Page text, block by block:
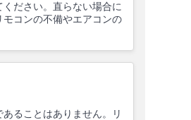
ださい。直らない場合に
コンの不備やエアコンの
ることはありません。リ